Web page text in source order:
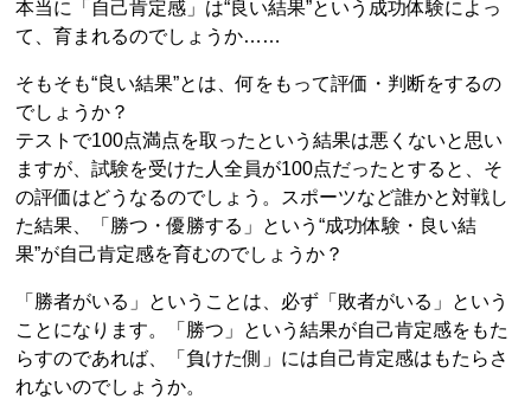
本当に「自己肯定感」は“良い結果”という成功体験によっ
て、育まれるのでしょうか……
そもそも“良い結果”とは、何をもって評価・判断をするの
でしょうか？
テストで100点満点を取ったという結果は悪くないと思い
ますが、試験を受けた人全員が100点だったとすると、そ
の評価はどうなるのでしょう。スポーツなど誰かと対戦し
た結果、「勝つ・優勝する」という“成功体験・良い結
果”が自己肯定感を育むのでしょうか？
「勝者がいる」ということは、必ず「敗者がいる」という
ことになります。「勝つ」という結果が自己肯定感をもた
らすのであれば、「負けた側」には自己肯定感はもたらさ
れないのでしょうか。